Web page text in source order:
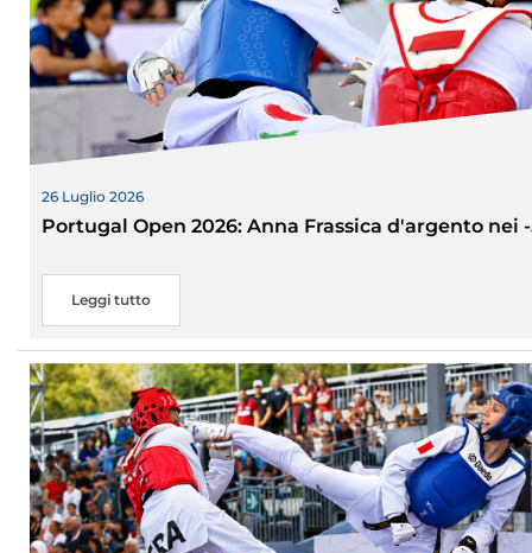
26 Luglio 2026
Portugal Open 2026: Anna Frassica d'argento nei
Leggi tutto